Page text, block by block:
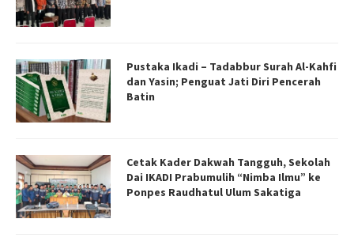
Pustaka Ikadi – Tadabbur Surah Al-Kahfi
dan Yasin; Penguat Jati Diri Pencerah
Batin
Cetak Kader Dakwah Tangguh, Sekolah
Dai IKADI Prabumulih “Nimba Ilmu” ke
Ponpes Raudhatul Ulum Sakatiga